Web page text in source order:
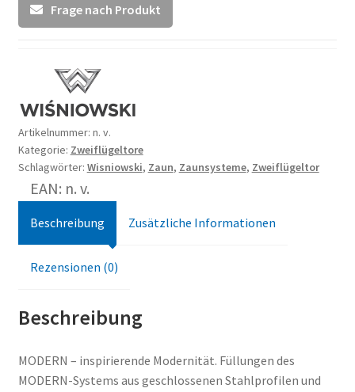
Frage nach Produkt
Artikelnummer: n. v.
Kategorie: Zweiflügeltore
Schlagwörter: Wisniowski, Zaun, Zaunsysteme, Zweiflügeltor
EAN: n. v.
Beschreibung Zusätzliche Informationen
Rezensionen (0)
Beschreibung
MODERN – inspirierende Modernität. Füllungen des
MODERN-Systems aus geschlossenen Stahlprofilen und